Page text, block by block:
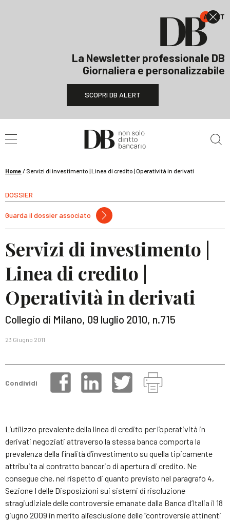
La Newsletter professionale DB
Giornaliera e personalizzabile
SCOPRI DB ALERT
Home / Servizi di investimento | Linea di credito | Operatività in derivati
DOSSIER
Guarda il dossier associato
Servizi di investimento |
Linea di credito |
Operatività in derivati
Collegio di Milano, 09 luglio 2010, n.715
23 Giugno 2011
Condividi
L’utilizzo prevalente della linea di credito per l’operatività in
derivati negoziati attraverso la stessa banca comporta la
prevalenza della finalità d’investimento su quella tipicamente
attribuita al contratto bancario di apertura di credito. Ne
consegue che, nel rispetto di quanto previsto nel paragrafo 4,
Sezione I delle Disposizioni sui sistemi di risoluzione
stragiudiziale delle controversie emanate dalla Banca d’Italia il 18
giugno 2009 in merito all’esclusione delle “controversie attinenti